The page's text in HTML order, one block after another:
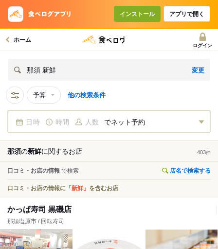
インストール アプリで開く
ホーム
ログイン
那須 新鮮 変更
予算 他の検索条件
日時 時間 人数 でネット予約
那須の新鮮に関するお店 403件
口コミ・お店の情報 で検索 店名で検索する
口コミ・お店の情報に 「新鮮」 を含むお店
かっぱ寿司 黒磯店
那須塩原市 / 回転寿司